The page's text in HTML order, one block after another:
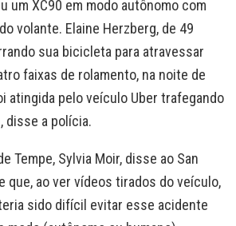
um XC90 em modo autônomo com
volante. Elaine Herzberg, de 49
sua bicicleta para atravessar
faixas de rolamento, na noite de
atingida pelo veículo Uber trafegando
disse a polícia.
Tempe, Sylvia Moir, disse ao San
que, ao ver vídeos tirados do veículo,
sido difícil evitar esse acidente